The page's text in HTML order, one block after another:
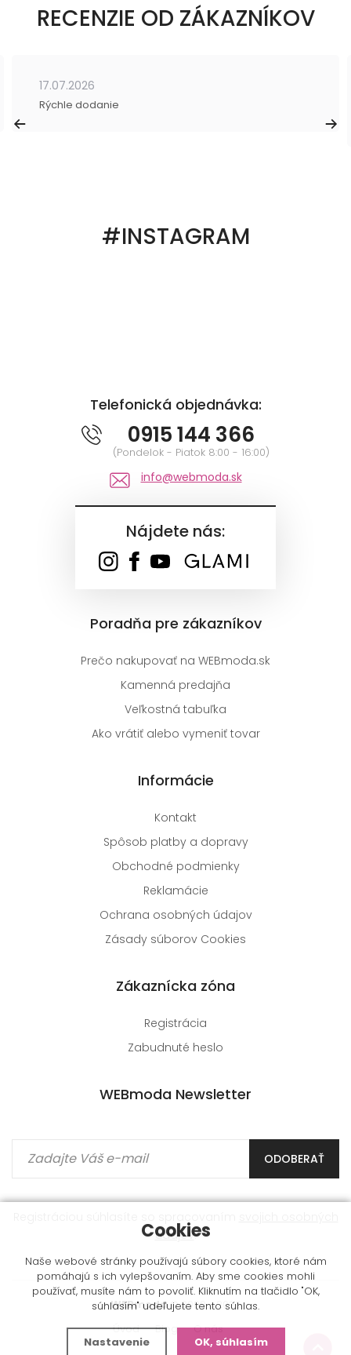
RECENZIE OD ZÁKAZNÍKOV
17.07.2026
Rýchle dodanie
#INSTAGRAM
Telefonická objednávka:
0915 144 366
(Pondelok - Piatok 8:00 - 16:00)
info@webmoda.sk
Nájdete nás:
Poradňa pre zákazníkov
Prečo nakupovať na WEBmoda.sk
Kamenná predajňa
Veľkostná tabuľka
Ako vrátiť alebo vymeniť tovar
Informácie
Kontakt
Spôsob platby a dopravy
Obchodné podmienky
Reklamácie
Ochrana osobných údajov
Zásady súborov Cookies
Zákaznícka zóna
Registrácia
Zabudnuté heslo
WEBmoda Newsletter
ODOBERAŤ
údajov.
WEBmoda© 2009 - 2026
Úvod
Blog O nás
Cookies
Naše webové stránky používajú súbory cookies, ktoré nám
pomáhajú s ich vylepšovaním. Aby sme cookies mohli
používať, musíte nám to povoliť. Kliknutím na tlačidlo "OK,
súhlasím" udeľujete tento súhlas.
Nastavenie OK, súhlasím